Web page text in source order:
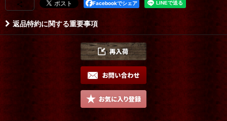
Facebookでシェア
返品特約に関する重要事項